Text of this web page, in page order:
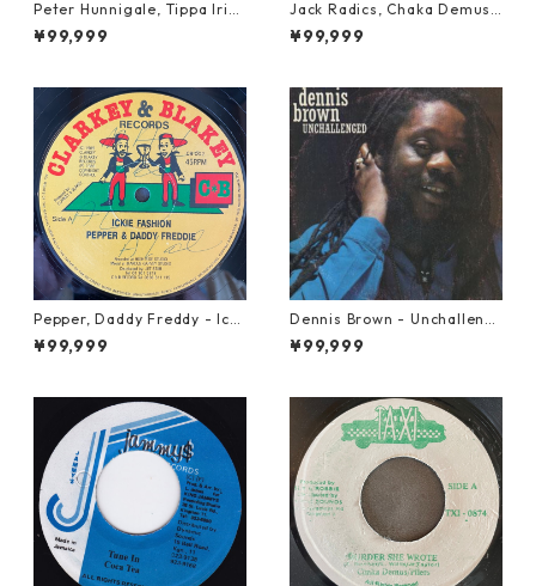
Peter Hunnigale, Tippa Irie
- Raggamuffin Girl【12-50
045】
¥99,999
Jack Radics, Chaka Demus
& Pliers - Twist And Shout
【7-21830】
¥99,999
Pepper, Daddy Freddy - Icki
e Fashion【12-50044】
¥99,999
Dennis Brown - Unchalleng
ed【LP-70046】
¥99,999